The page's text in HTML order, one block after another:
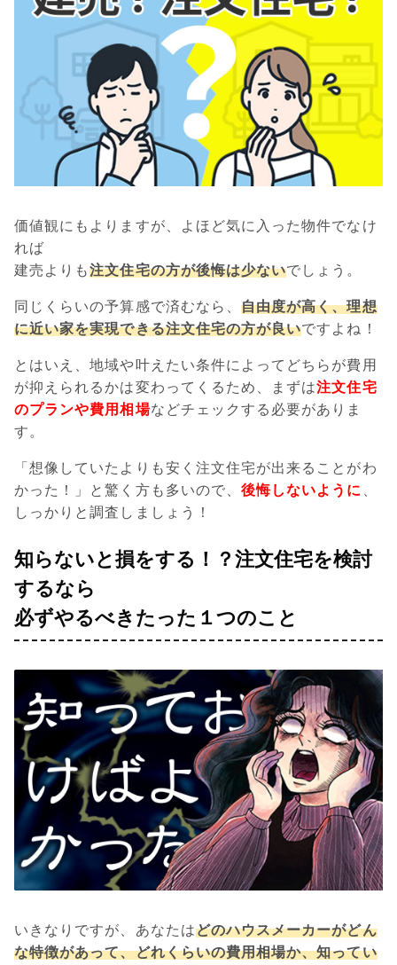
価値観にもよりますが、よほど気に入った物件でなけ
れば
建売よりも注文住宅の方が後悔は少ないでしょう。
同じくらいの予算感で済むなら、 自由度が高く、理想
に近い家を実現できる注文住宅の方が良いですよね！
とはいえ、地域や叶えたい条件によってどちらが費用
が抑えられるかは変わってくるため、まずは注文住宅
のプランや費用相場などチェックする必要がありま
す。
「想像していたよりも安く注文住宅が出来ることがわ
かった！」と驚く方も多いので、 後悔しないように
しっかりと調査しましょう！
知らないと損をする！？注文住宅を検討
するなら
必ずやるべきたった１つのこと
いきなりですが、あなたはどのハウスメーカーがどん
な特徴があって、どれくらいの費用相場か、知ってい